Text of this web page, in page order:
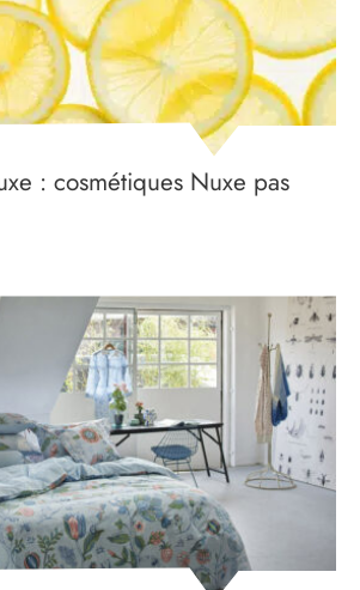
: cosmétiques Nuxe pas